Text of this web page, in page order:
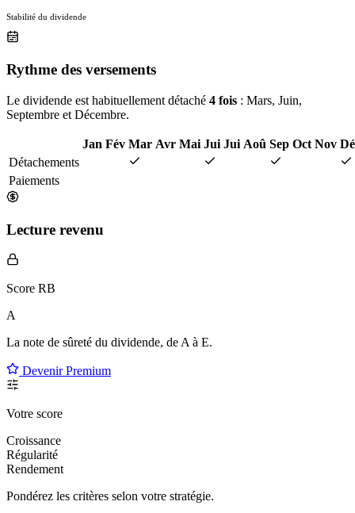
Stabilité du dividende
Rythme des versements
Le dividende est habituellement détaché 4 fois : Mars, Juin,
Septembre et Décembre.
Jan Fév Mar Avr Mai Jui Jui Aoû Sep Oct Nov
Détachements
Paiements
Lecture revenu
Score RB
A
La note de sûreté du dividende, de A à E.
Devenir Premium
Votre score
Croissance
Régularité
Rendement
Pondérez les critères selon votre stratégie.